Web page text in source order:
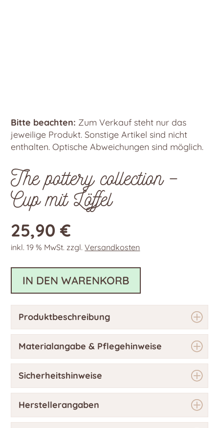
Bitte beachten: Zum Verkauf steht nur das
jeweilige Produkt. Sonstige Artikel sind nicht
enthalten. Optische Abweichungen sind möglich.
The pottery collection –
Cup mit Löffel
25,90€
inkl. 19 % MwSt. zzgl.Versandkosten
IN DEN WARENKORB
Produktbeschreibung
Materialangabe & Pflegehinweise
Sicherheitshinweise
Herstellerangaben